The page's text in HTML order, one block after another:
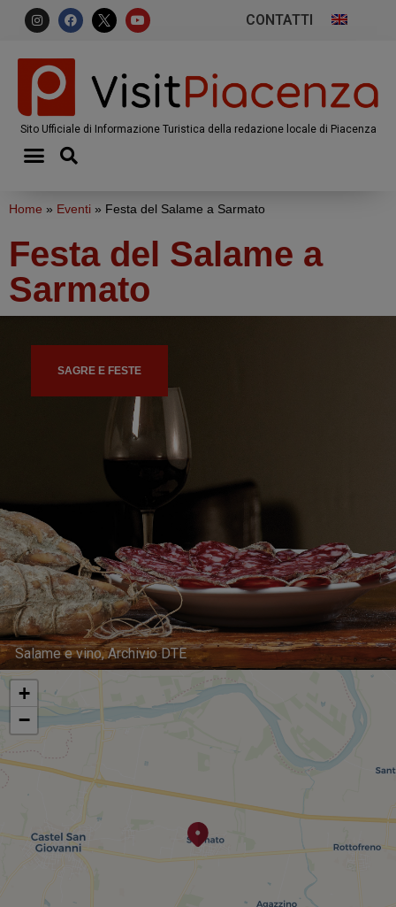
CONTATTI
Sito Ufficiale di Informazione Turistica della redazione locale di Piacenza
Home » Eventi » Festa del Salame a Sarmato
Festa del Salame a
Sarmato
SAGRE E FESTE
Salame e vino, Archivio DTE
+
−